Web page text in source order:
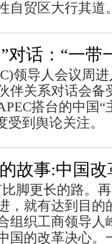
自贸区大行其道
对话：“一带
领导人会议周
伴关系对话会备
搭台的中国“
受到舆论关注。
故事:中国
脚更长的路。
，就有达到目的
组织工商领导人
国的改革决心。